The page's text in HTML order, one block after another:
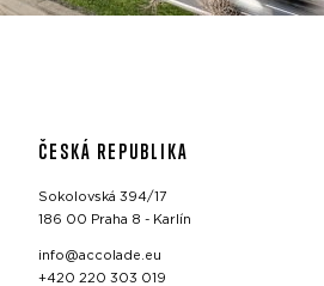
ČESKÁ REPUBLIKA
Sokolovská 394/17
186 00 Praha 8 - Karlín
info@accolade.eu
+420 220 303 019